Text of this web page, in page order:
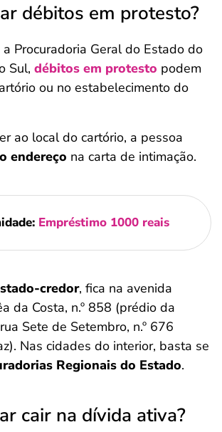
débitos em protesto?
a Procuradoria Geral do Estado do
Sul, débitos em protesto podem
ou no estabelecimento do
ao local do cartório, a pessoa
endereço na carta de intimação.
Empréstimo 1000 reais
credor, fica na avenida
da Costa, n.º 858 (prédio da
Sete de Setembro, n.º 676
Nas cidades do interior, basta se
Regionais do Estado.
cair na dívida ativa?